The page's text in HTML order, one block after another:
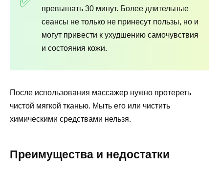
превышать 30 минут. Более длительные
сеансы не только не принесут пользы, но и
могут привести к ухудшению самочувствия
и состояния кожи.
После использования массажер нужно протереть
чистой мягкой тканью. Мыть его или чистить
химическими средствами нельзя.
Преимущества и недостатки